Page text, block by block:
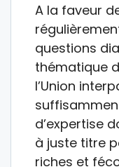
A la faveur
questions
thématique
l’Union
d’expertise
à juste titre
riches et